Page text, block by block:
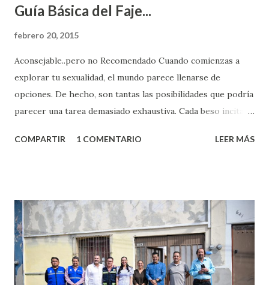
Guía Básica del Faje...
febrero 20, 2015
Aconsejable..pero no Recomendado Cuando comienzas a
explorar tu sexualidad, el mundo parece llenarse de
opciones. De hecho, son tantas las posibilidades que podría
parecer una tarea demasiado exhaustiva. Cada beso incita
partes de ti que jamás hubieras imaginado. El problema es
conoces ni la mitad de lo que deberías saber. Pero incluso
quienes ya han tenido relaciones sexuales no son expertos
o expertas en el tema. Siempre hay algo nuevo que
aprender y nuevas experiencias que conocer. Si eres una
chica y aún no has tenido relaciones sexuales, tal vez
COMPARTIR 1 COMENTARIO LEER MÁS